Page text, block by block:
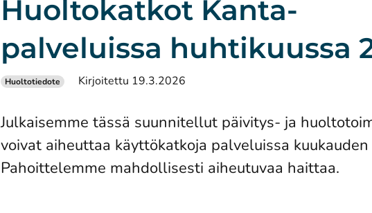
Huoltokatkot Kanta-
palveluissa huhtikuussa
Huoltotiedote Kirjoitettu 19.3.2026
Julkaisemme tässä suunnitellut päivitys- ja
voivat aiheuttaa käyttökatkoja palveluissa kuukauden
Pahoittelemme mahdollisesti aiheutuvaa haittaa.